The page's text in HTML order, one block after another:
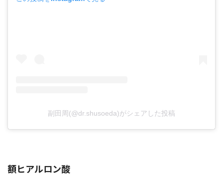
副田周(@dr.shusoeda)がシェアした投稿
額ヒアルロン酸